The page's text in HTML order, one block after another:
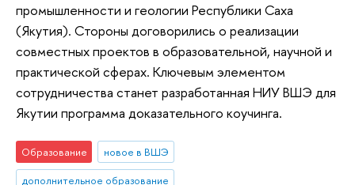
промышленности и геологии Республики Саха
(Якутия). Стороны договорились о реализации
совместных проектов в образовательной, научной и
практической сферах. Ключевым элементом
сотрудничества станет разработанная НИУ ВШЭ для
Якутии программа доказательного коучинга.
Образование
новое в ВШЭ
дополнительное образование